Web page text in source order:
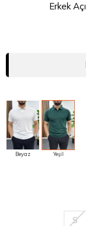
Erkek
Beyaz Yeşil
S